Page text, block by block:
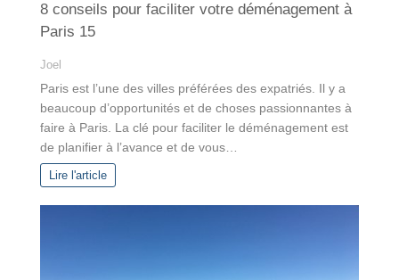
8 conseils pour faciliter votre déménagement à
Paris 15
Joel
Paris est l’une des villes préférées des expatriés. Il y a
beaucoup d’opportunités et de choses passionnantes à
faire à Paris. La clé pour faciliter le déménagement est
de planifier à l’avance et de vous…
Lire l'article